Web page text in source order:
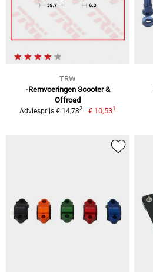
TRW
-Remvoeringen Scooter &
Offroad
Adviesprijs € 14,782 € 10,531